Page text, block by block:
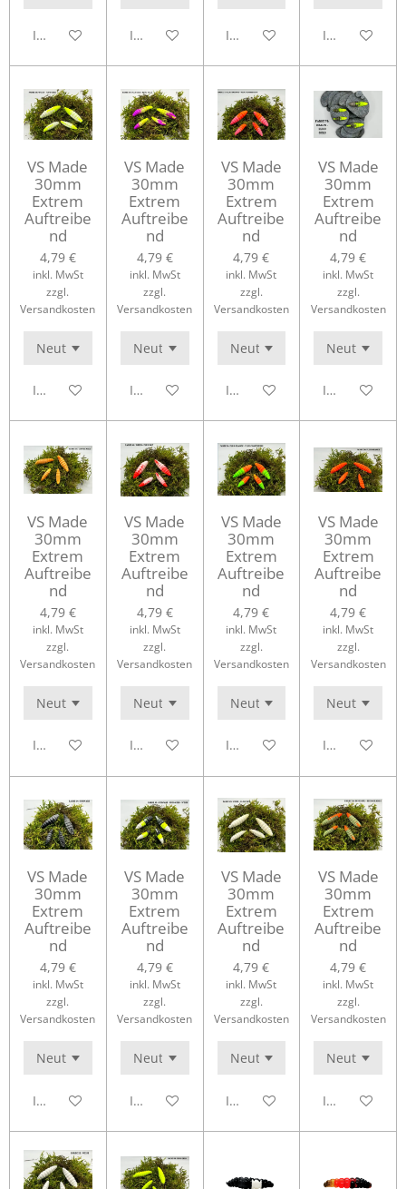
In den WarenkorbIn den WarenkorbIn den WarenkorbIn den
VS Made
30mm
Extrem
Auftreibe
nd
4,79 €
inkl. MwSt
zzgl.
Versandkosten
In den Warenkorb
VS Made
30mm
Extrem
Auftreibe
nd
4,79 €
inkl. MwSt
zzgl.
Versandkosten
In den Warenkorb
VS Made
30mm
Extrem
Auftreibe
nd
4,79 €
inkl. MwSt
zzgl.
Versandkosten
In den Warenkorb
VS Made
30mm
Extrem
Auftreibe
nd
4,79 €
inkl. MwSt
zzgl.
Versandkosten
In den
VS Made
30mm
Extrem
Auftreibe
nd
4,79 €
inkl. MwSt
zzgl.
Versandkosten
In den Warenkorb
VS Made
30mm
Extrem
Auftreibe
nd
4,79 €
inkl. MwSt
zzgl.
Versandkosten
In den Warenkorb
VS Made
30mm
Extrem
Auftreibe
nd
4,79 €
inkl. MwSt
zzgl.
Versandkosten
In den Warenkorb
VS Made
30mm
Extrem
Auftreibe
nd
4,79 €
inkl. MwSt
zzgl.
Versandkosten
In den
VS Made
30mm
Extrem
Auftreibe
nd
4,79 €
inkl. MwSt
zzgl.
Versandkosten
In den Warenkorb
VS Made
30mm
Extrem
Auftreibe
nd
4,79 €
inkl. MwSt
zzgl.
Versandkosten
In den Warenkorb
VS Made
30mm
Extrem
Auftreibe
nd
4,79 €
inkl. MwSt
zzgl.
Versandkosten
In den Warenkorb
VS Made
30mm
Extrem
Auftreibe
nd
4,79 €
inkl. MwSt
zzgl.
Versandkosten
In den